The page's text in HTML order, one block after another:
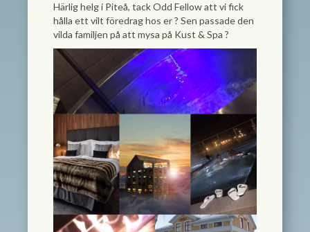
Härlig helg i Piteå, tack Odd Fellow att vi fick
hålla ett vilt föredrag hos er? Sen passade den
vilda familjen på att mysa på Kust & Spa ?